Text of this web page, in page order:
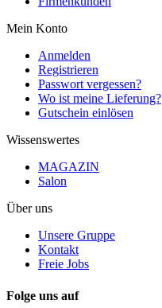
Mein Konto
Anmelden
Registrieren
Passwort vergessen?
Wo ist meine Lieferung?
Gutschein einlösen
Wissenswertes
MAGAZIN
Salon
Über uns
Unsere Gruppe
Kontakt
Freie Jobs
Folge uns auf